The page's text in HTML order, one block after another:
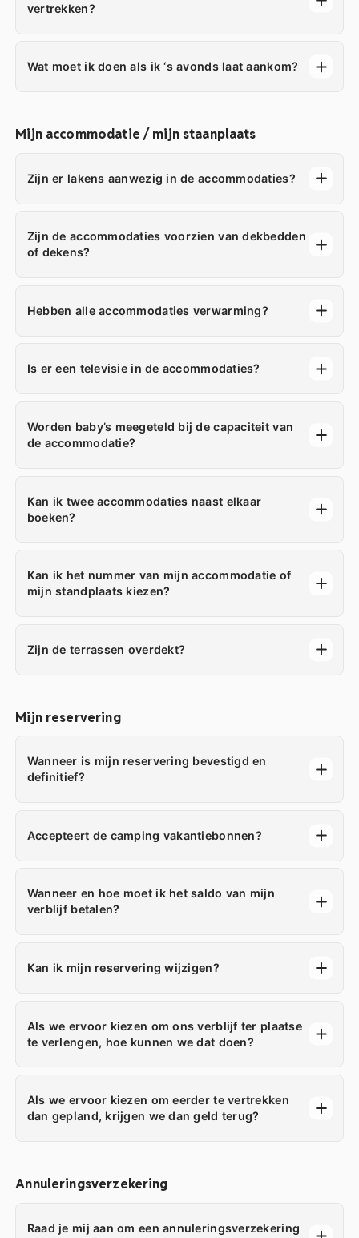
vertrekken?
Wat moet ik doen als ik ‘s avonds laat aankom?
Mijn accommodatie / mijn staanplaats
Zijn er lakens aanwezig in de accommodaties?
Zijn de accommodaties voorzien van dekbedden
of dekens?
Hebben alle accommodaties verwarming?
Is er een televisie in de accommodaties?
Worden baby’s meegeteld bij de capaciteit van
de accommodatie?
Kan ik twee accommodaties naast elkaar
boeken?
Kan ik het nummer van mijn accommodatie of
mijn standplaats kiezen?
Zijn de terrassen overdekt?
Mijn reservering
Wanneer is mijn reservering bevestigd en
definitief?
Accepteert de camping vakantiebonnen?
Wanneer en hoe moet ik het saldo van mijn
verblijf betalen?
Kan ik mijn reservering wijzigen?
Als we ervoor kiezen om ons verblijf ter plaatse
te verlengen, hoe kunnen we dat doen?
Als we ervoor kiezen om eerder te vertrekken
dan gepland, krijgen we dan geld terug?
Annuleringsverzekering
Raad je mij aan om een annuleringsverzekering